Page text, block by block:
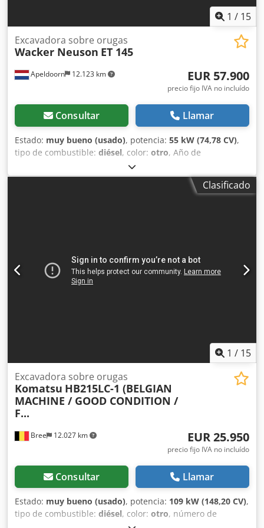
1 / 15
Apeldoorn 12.123 km
Excavadora sobre orugas
Wacker Neuson ET 145
EUR 57.900
precio fijo IVA no incluído
Consultar Llamar
Estado: muy bueno (usado), potencia: 55 kW (74,78 CV),
tipo de combustible: diésel, color: otro, Año de
, horas de funcionamiento:
Equipamiento:aire acondicionado, Peso en vacío: 14.598
kg Dimensiones (largo x ancho x alto): 772 x 249 x 279 cm
Función de martillo/clasificación - Acoplador rápido
hidráulico - Radio - Función de rotación - Pala - Baliza de
señalización - Calefacción del asiento = Notas = Tren de
Clasificado
1 / 15
Bree 12.027 km
Excavadora sobre orugas
Komatsu HB215LC-1 (BELGIAN
MACHINE / GOOD CONDITION /
F...
EUR 25.950
precio fijo IVA no incluído
Consultar Llamar
Estado: muy bueno (usado), potencia: 109 kW (148,20 CV),
tipo de combustible: diésel, color: otro, número de